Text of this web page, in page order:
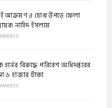
আক্রমণ ও চোখ উপড়ে ফেলা
নাহিদ ইসলাম
হর্নের বিরুদ্ধে পরিবেশ অধিদপ্তরের
৬ হাজার টাকা